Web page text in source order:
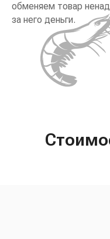
обменяем товар
за него деньги.